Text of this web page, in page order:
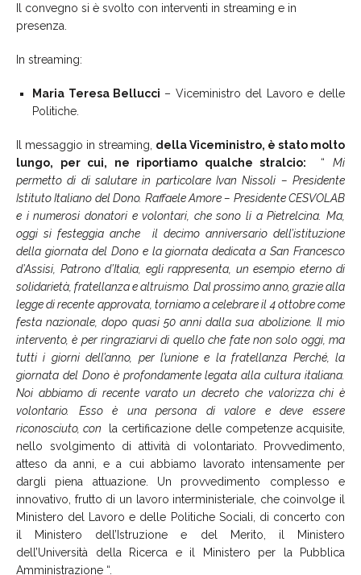
Il convegno si è svolto con interventi in streaming e in
presenza.
In streaming:
Maria Teresa Bellucci – Viceministro del Lavoro e delle
Politiche.
Il messaggio in streaming, della Viceministro, è stato molto
lungo, per cui, ne riportiamo qualche stralcio: “Mi
permetto di di salutare in particolare Ivan Nissoli – Presidente
Istituto Italiano del Dono. Raffaele Amore – Presidente CESVOLAB
e i numerosi donatori e volontari, che sono li a Pietrelcina. Ma,
oggi si festeggia anche il decimo anniversario dell’istituzione
della giornata del Dono e la giornata dedicata aSan Francesco
d’Assisi, Patrono d’Italia, egli rappresenta, un esempio eterno di
solidarietà, fratellanza e altruismo. Dal prossimo anno, grazie alla
legge di recente approvata, torniamo a celebrare il 4 ottobre come
festa nazionale, dopo quasi 50 anni dalla sua abolizione. Il mio
intervento, è per ringraziarvi di quello che fate non solo oggi, ma
tutti i giorni dell’anno, per l’unione e la fratellanza Perché, la
giornata del Dono è profondamente legata alla cultura italiana.
Noi abbiamo di recente varato un decreto che valorizza chi è
volontario. Esso è una persona di valore e deve essere
riconosciuto, con
la certificazione delle competenze acquisite,
nello svolgimento di attività di volontariato. Provvedimento,
atteso da anni, e a cui abbiamo lavorato intensamente per
dargli piena attuazione. Un provvedimento complesso e
innovativo, frutto di un lavoro interministeriale, che coinvolge il
Ministero del Lavoro e delle Politiche Sociali, di concerto con
il Ministero dell’Istruzione e del Merito, il Ministero
dell’Università della Ricerca e il Ministero per la Pubblica
Amministrazione “.